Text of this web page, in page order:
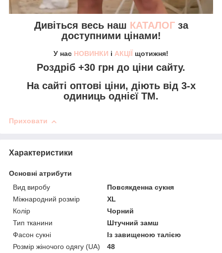
Дивіться весь наш КАТАЛОГза
доступними цінами!
У нас НОВИНКИ і АКЦІЇ щотижня!
Роздріб +30 грн до ціни сайту.
На сайті оптові ціни, діють від 3-х
одиниць однієї ТМ.
Приховати
Характеристики
Основні атрибути
Вид виробу
Повсякденна сукня
Міжнародний розмір
XL
Колір
Чорний
Тип тканини
Штучний замш
Фасон сукні
Із завищеною талією
Розмір жіночого одягу (UA)
48